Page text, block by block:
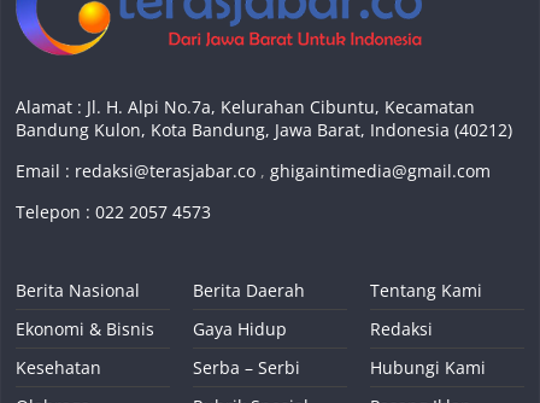
Alamat : Jl. H. Alpi No.7a, Kelurahan Cibuntu, Kecamatan
Bandung Kulon, Kota Bandung, Jawa Barat, Indonesia (40212)
Email : redaksi@terasjabar.co ,ghigaintimedia@gmail.com
Telepon : 022 2057 4573
Berita Nasional
Ekonomi & Bisnis
Kesehatan
Berita Daerah
Gaya Hidup
Serba – Serbi
Tentang Kami
Redaksi
Hubungi Kami